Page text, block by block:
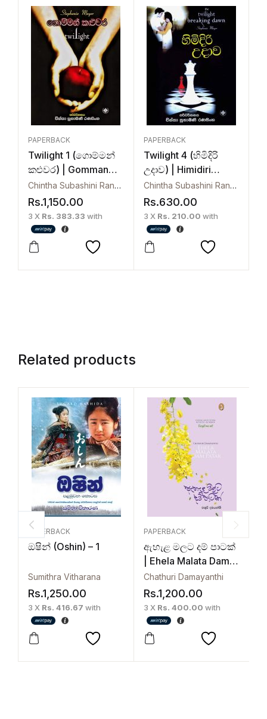
PAPERBACK
Twilight 1 (ගොම්මන්
කළුවර) | Gomman
Kaluwara
Chintha Subashini Ranasinghe
Rs.1,150.00
3 X Rs. 383.33 with
PAPERBACK
Twilight 4 (හිමිදිරි
උදාව) | Himidiri
Udawa – Breaking
Dawn
Chintha Subashini Ranasinghe
Rs.630.00
3 X Rs. 210.00 with
Related products
PAPERBACK
ඔෂින් (Oshin) – 1
Sumithra Vitharana
Rs.1,250.00
3 X Rs. 416.67 with
PAPERBACK
ඇහැළ මලට දම් පාටක්
| Ehela Malata Dam
Patak
Chathuri Damayanthi
Rs.1,200.00
3 X Rs. 400.00 with